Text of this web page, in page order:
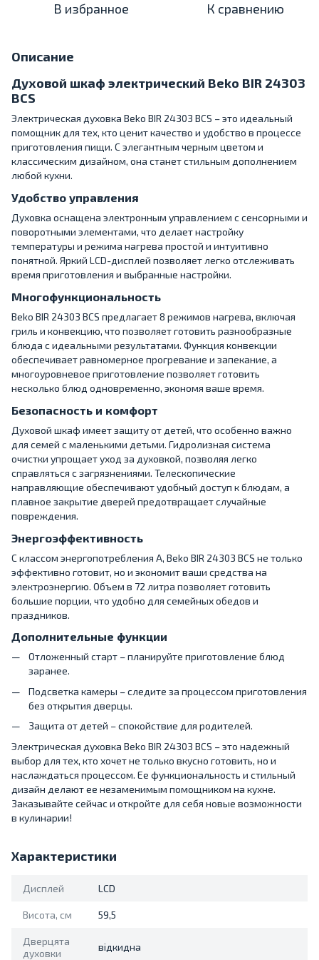
В избранное К сравнению
Описание
Духовой шкаф электрический Beko BIR 24303
BCS
Электрическая духовка Beko BIR 24303 BCS – это идеальный
помощник для тех, кто ценит качество и удобство в процессе
приготовления пищи. С элегантным черным цветом и
классическим дизайном, она станет стильным дополнением
любой кухни.
Удобство управления
Духовка оснащена электронным управлением с сенсорными и
поворотными элементами, что делает настройку
температуры и режима нагрева простой и интуитивно
понятной. Яркий LCD-дисплей позволяет легко отслеживать
время приготовления и выбранные настройки.
Многофункциональность
Beko BIR 24303 BCS предлагает 8 режимов нагрева, включая
гриль и конвекцию, что позволяет готовить разнообразные
блюда с идеальными результатами. Функция конвекции
обеспечивает равномерное прогревание и запекание, а
многоуровневое приготовление позволяет готовить
несколько блюд одновременно, экономя ваше время.
Безопасность и комфорт
Духовой шкаф имеет защиту от детей, что особенно важно
для семей с маленькими детьми. Гидролизная система
очистки упрощает уход за духовкой, позволяя легко
справляться с загрязнениями. Телескопические
направляющие обеспечивают удобный доступ к блюдам, а
плавное закрытие дверей предотвращает случайные
повреждения.
Энергоэффективность
С классом энергопотребления A, Beko BIR 24303 BCS не только
эффективно готовит, но и экономит ваши средства на
электроэнергию. Объем в 72 литра позволяет готовить
большие порции, что удобно для семейных обедов и
праздников.
Дополнительные функции
Отложенный старт – планируйте приготовление блюд
заранее.
Подсветка камеры – следите за процессом приготовления
без открытия дверцы.
Защита от детей – спокойствие для родителей.
Электрическая духовка Beko BIR 24303 BCS – это надежный
выбор для тех, кто хочет не только вкусно готовить, но и
наслаждаться процессом. Ее функциональность и стильный
дизайн делают ее незаменимым помощником на кухне.
Заказывайте сейчас и откройте для себя новые возможности
в кулинарии!
Характеристики
Дисплей LCD
Висота, см 59,5
Дверцята
духовки
відкидна